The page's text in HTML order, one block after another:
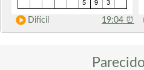
Difícil 19:04 ⏰
Parecido